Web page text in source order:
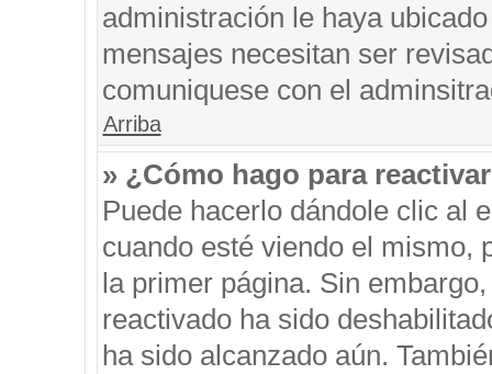
administración le haya
mensajes necesitan ser
comuniquese con el
Arriba
» ¿Cómo hago para
Puede hacerlo dándole clic al
cuando esté viendo el mismo,
la primer página. Sin
reactivado ha sido
ha sido alcanzado aún.